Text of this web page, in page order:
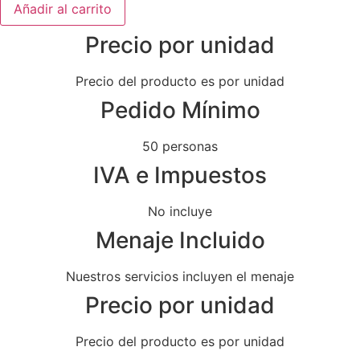
trufa
con
Añadir al carrito
Precio por unidad
Precio del producto es por unidad
Pedido Mínimo
50 personas
IVA e Impuestos
No incluye
Menaje Incluido
Nuestros servicios incluyen el menaje
Precio por unidad
Precio del producto es por unidad